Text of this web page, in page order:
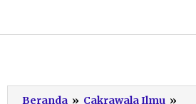
konten
Beranda » Cakrawala Ilmu »